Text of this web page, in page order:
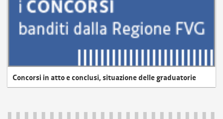
Concorsi in atto e conclusi, situazione delle graduatorie